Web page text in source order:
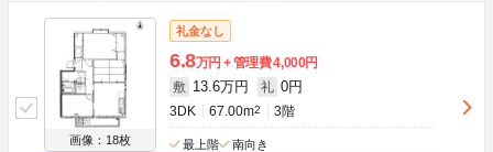
画像：18枚
礼金なし
6.8万円 管理費4,000円
敷 13.6万円 礼 0円
3DK 67.00m2 3階
最上階 南向き